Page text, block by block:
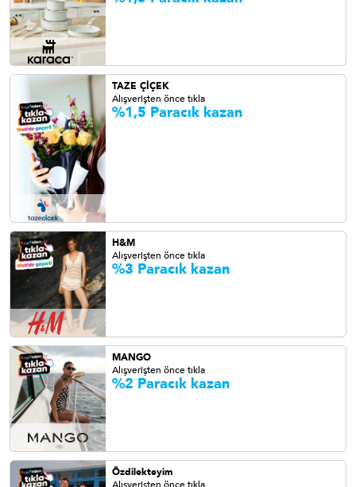
TAZE ÇİÇEK
Alışverişten önce tıkla
%1,5 Paracık kazan
H&M
Alışverişten önce tıkla
%3 Paracık kazan
MANGO
Alışverişten önce tıkla
%2 Paracık kazan
Özdilekteyim